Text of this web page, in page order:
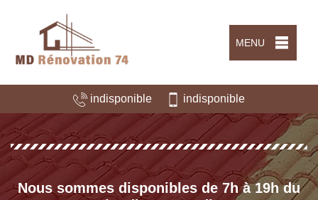
MENU
indisponible indisponible
Nous sommes disponibles de 7h à 19h du